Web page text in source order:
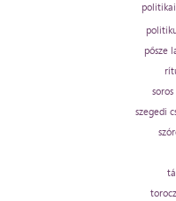
pősze
szegedi